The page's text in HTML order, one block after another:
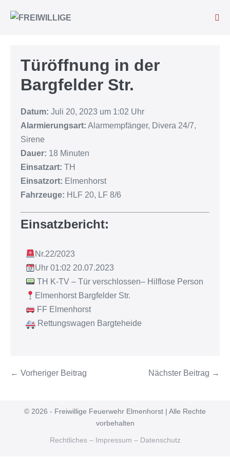
Türöffnung in der
Bargfelder Str.
Datum: Juli 20, 2023 um 1:02 Uhr
Alarmierungsart: Alarmempfänger, Divera 24/7,
Sirene
Dauer: 18 Minuten
Einsatzart: TH
Einsatzort: Elmenhorst
Fahrzeuge: HLF 20, LF 8/6
Einsatzbericht:
Nr.22/2023
Uhr 01:02 20.07.2023
TH K-TV – Tür verschlossen– Hilflose Person
Elmenhorst Bargfelder Str.
FF Elmenhorst
Rettungswagen Bargteheide
← Vorheriger Beitrag Nächster Beitrag →
© 2026 - Freiwillige Feuerwehr Elmenhorst | Alle Rechte
vorbehalten
Rechtliches – Impressum – Datenschutz